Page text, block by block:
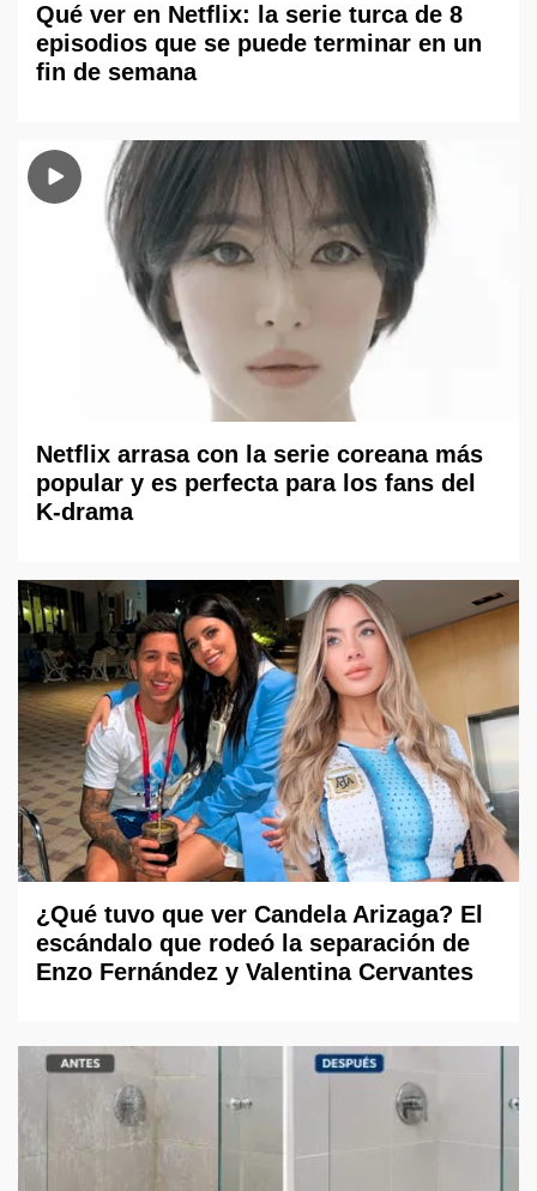
Qué ver en Netflix: la serie turca de 8
episodios que se puede terminar en un
fin de semana
Netflix arrasa con la serie coreana más
popular y es perfecta para los fans del
K-drama
¿Qué tuvo que ver Candela Arizaga? El
escándalo que rodeó la separación de
Enzo Fernández y Valentina Cervantes